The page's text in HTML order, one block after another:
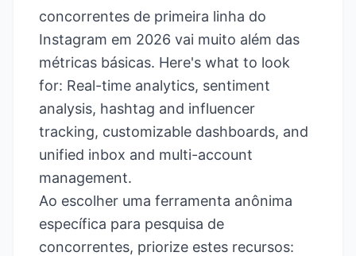
concorrentes de primeira linha do
Instagram em 2026 vai muito além das
métricas básicas. Here's what to look
for: Real-time analytics, sentiment
analysis, hashtag and influencer
tracking, customizable dashboards, and
unified inbox and multi-account
management.
Ao escolher uma ferramenta anônima
específica para pesquisa de
concorrentes, priorize estes recursos: